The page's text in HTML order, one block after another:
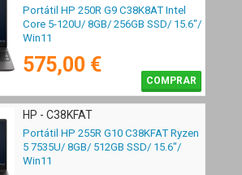
Portátil HP 250R G9 C38K8AT Intel
Core 5-120U/ 8GB/ 256GB SSD/ 15.6"/
Win11
575,00 €
COMPRAR
HP - C38KFAT
Portátil HP 255R G10 C38KFAT Ryzen
5 7535U/ 8GB/ 512GB SSD/ 15.6"/
Win11